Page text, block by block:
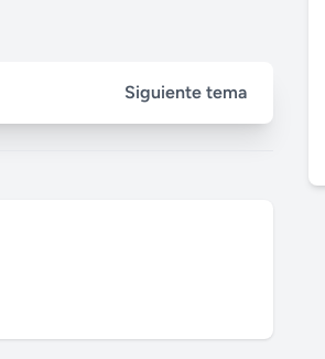
Siguiente tema